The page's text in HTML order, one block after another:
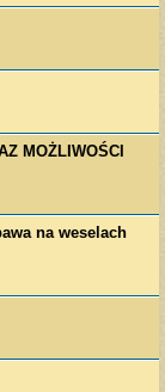
MOŻLIWOŚCI
na weselach